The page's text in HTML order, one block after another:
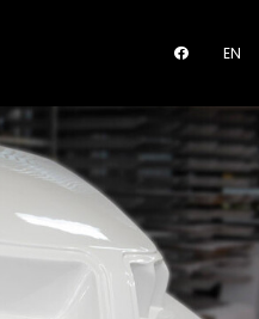
EN